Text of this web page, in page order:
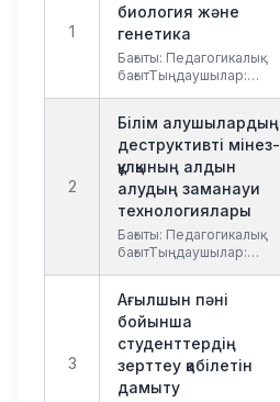
1
биология және
генетика
Бағыты: Педагогикалық
бағытТыңдаушылар:
мектеп педагогтері
2
Білім алушылардың
деструктивті мінез-
құлқының алдын
алудың заманауи
технологиялары
Бағыты: Педагогикалық
бағытТыңдаушылар:
мектеп педагогтері
3
Ағылшын пәні
бойынша
студенттердің
зерттеу қабілетін
дамыту